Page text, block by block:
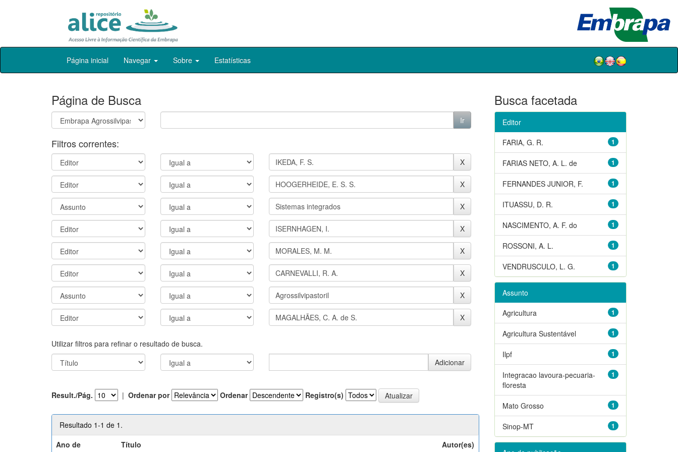
Skip
Página inicial Navegar Sobre Estatísticas
Página de Busca
Filtros correntes:
Utilizar filtros para refinar o resultado de busca.
Result./Pág. | Ordenar por Ordenar Registro(s)
Resultado 1-1 de 1.
Ano de
Título Autor(es)
Busca facetada
Editor
1
FARIA, G. R.
1
FARIAS NETO, A. L. de
1
FERNANDES JUNIOR, F.
1
ITUASSU, D. R.
1
NASCIMENTO, A. F. do
1
ROSSONI, A. L.
1
VENDRUSCULO, L. G.
Assunto
1
Agricultura
1
Agricultura Sustentável
1
Ilpf
1
Integracao lavoura-pecuaria-
floresta
1
Mato Grosso
1
Sinop-MT